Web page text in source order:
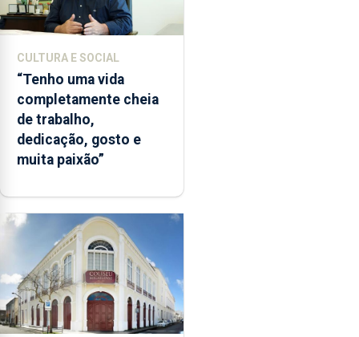
CULTURA E SOCIAL
“Tenho uma vida
completamente cheia
de trabalho,
dedicação, gosto e
muita paixão”